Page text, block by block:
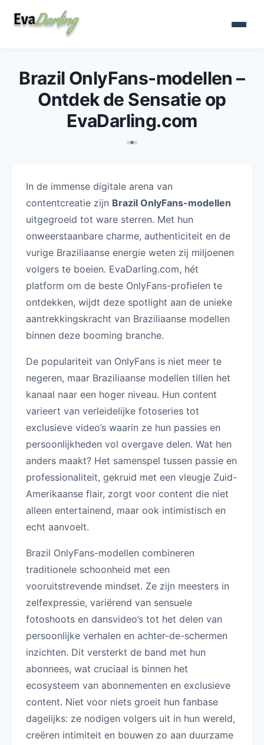
Brazil OnlyFans-modellen –
Ontdek de Sensatie op
EvaDarling.com
In de immense digitale arena van
contentcreatie zijn Brazil OnlyFans-modellen
uitgegroeid tot ware sterren. Met hun
onweerstaanbare charme, authenticiteit en de
vurige Braziliaanse energie weten zij miljoenen
volgers te boeien. EvaDarling.com, hét
platform om de beste OnlyFans-profielen te
ontdekken, wijdt deze spotlight aan de unieke
aantrekkingskracht van Braziliaanse modellen
binnen deze booming branche.
De populariteit van OnlyFans is niet meer te
negeren, maar Braziliaanse modellen tillen het
kanaal naar een hoger niveau. Hun content
varieert van verleidelijke fotoseries tot
exclusieve video’s waarin ze hun passies en
persoonlijkheden vol overgave delen. Wat hen
anders maakt? Het samenspel tussen passie en
professionaliteit, gekruid met een vleugje Zuid-
Amerikaanse flair, zorgt voor content die niet
alleen entertainend, maar ook intimistisch en
echt aanvoelt.
Brazil OnlyFans-modellen combineren
traditionele schoonheid met een
vooruitstrevende mindset. Ze zijn meesters in
zelfexpressie, variërend van sensuele
fotoshoots en dansvideo’s tot het delen van
persoonlijke verhalen en achter-de-schermen
inzichten. Dit versterkt de band met hun
abonnees, wat cruciaal is binnen het
ecosysteem van abonnementen en exclusieve
content. Niet voor niets groeit hun fanbase
dagelijks: ze nodigen volgers uit in hun wereld,
creëren intimiteit en bouwen zo aan duurzame